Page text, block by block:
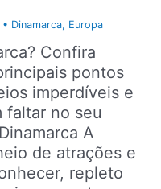
• Dinamarca, Europa
Confira
pontos
imperdíveis e
faltar no seu
A
de atrações e
repleto